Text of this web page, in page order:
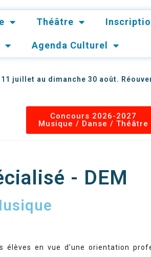
Théâtre
Agenda Culturel
juillet au dimanche 30 août.
Concours 2026-2027
Musique / Danse / Théâtre
- DEM
en vue d’une orientation